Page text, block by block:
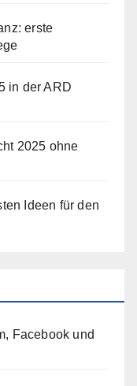
erste
in der ARD
2025 ohne
Ideen für den
Facebook und